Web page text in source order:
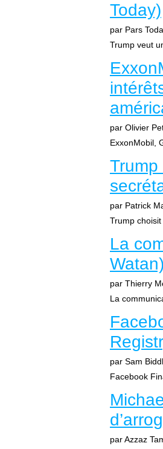
Today)
par Pars
Trump veut
par Olivier
ExxonMobil,
par Patrick
Trump choisit
La
Watan)
par Thierry
La
par Sam
Facebook
par Azzaz